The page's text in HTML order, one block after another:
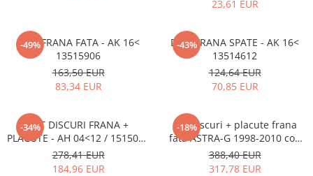
TIGRA-B 2004-2009
prezent
S-CROSS HYBRID 48V 2022-prezent
VITARA 2015-prezent
VITARA Hybrid 48V 2020-prezent
VITARA Strong Hybrid 140V 2022-
prezent
eVitara 2025-prezent
23,61 EUR
-49%
DISC FRANA FATA - AK 16<
13515906
163,50 EUR
83,34 EUR
-43%
DISC FRANA SPATE - AK 16<
13514612
124,64 EUR
70,85 EUR
-34%
SET DISCURI FRANA +
PLACUTE - AH 04<12 / 1515032
93169521
278,41 EUR
184,96 EUR
-18%
Set discuri + placute frana
fata ASTRA-G 1998-2010 cod
93175456 1515000
388,40 EUR
317,78 EUR